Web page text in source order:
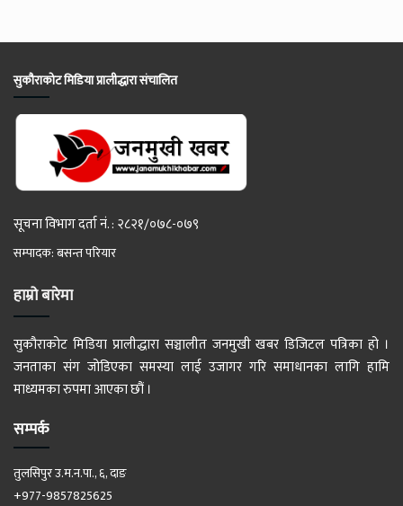
सुकौराकोट मिडिया प्रालीद्धारा संचालित
सूचना विभाग दर्ता नं. : २८२१/०७८-०७९
सम्पादक: बसन्त परियार
हाम्रो बारेमा
सुकौराकोट मिडिया प्रालीद्धारा सञ्चालीत जनमुखी खबर डिजिटल पत्रिका हो ।
जनताका संग जोडिएका समस्या लाई उजागर गरि समाधानका लागि हामि
माध्यमका रुपमा आएका छौं ।
सम्पर्क
तुलसिपुर उ.म.न.पा., ६, दाङ
+977-9857825625